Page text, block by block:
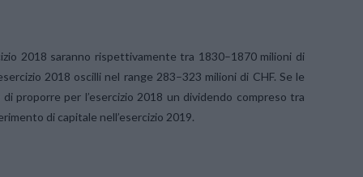
2018 saranno rispettivamente tra 1830–1870 milioni di
2018 oscilli nel range 283–323 milioni di CHF. Se le
proporre per l’esercizio 2018 un dividendo compreso tra
di capitale nell’esercizio 2019.